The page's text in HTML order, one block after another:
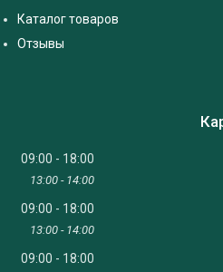
Каталог товаров
Отзывы
09:00 18:00
13:00 14:00
09:00 18:00
13:00 14:00
09:00 18:00